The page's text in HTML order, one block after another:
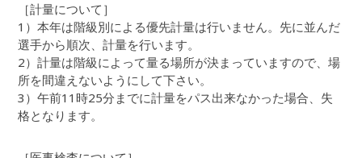
［計量について］
1）本年は階級別による優先計量は行いません。先に並んだ
選手から順次、計量を行います。
2）計量は階級によって量る場所が決まっていますので、場
所を間違えないようにして下さい。
3）午前11時25分までに計量をパス出来なかった場合、失
格となります。